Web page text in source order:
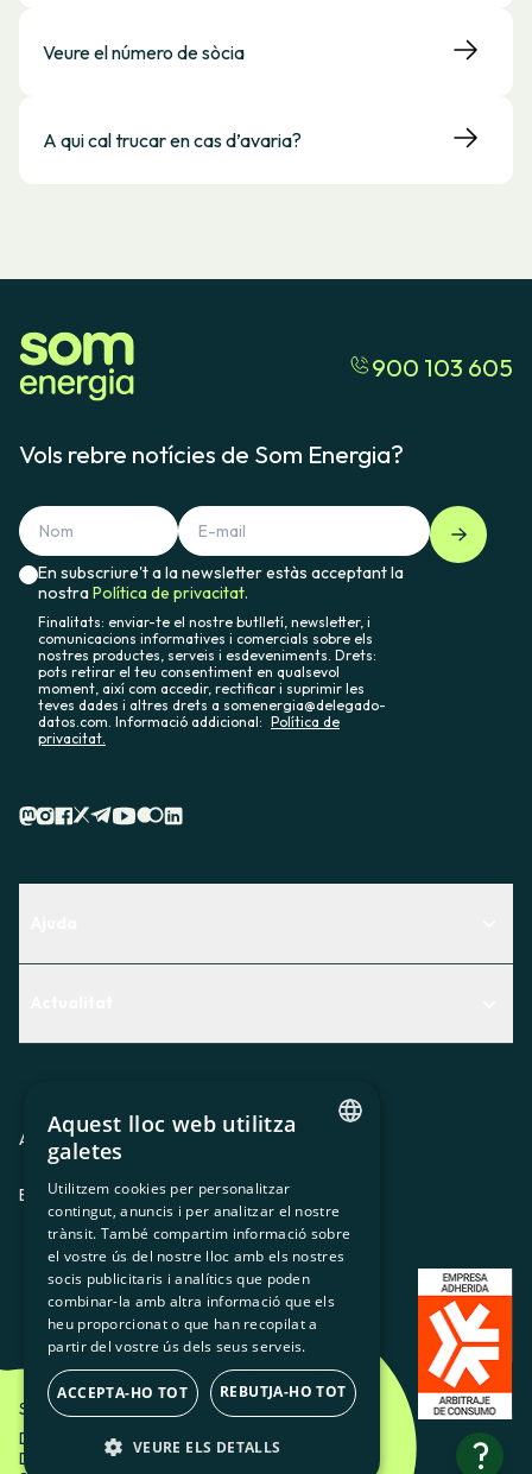
Veure el número de sòcia
A qui cal trucar en cas d’avaria?
900 103 605
Vols rebre notícies de Som Energia?
En subscriure't a la newsletter estàs acceptant la
nostraPolítica de privacitat.
Finalitats: enviar-te el nostre butlletí, newsletter, i
comunicacions informatives i comercials sobre els
nostres productes, serveis i esdeveniments. Drets:
pots retirar el teu consentiment en qualsevol
moment, així com accedir, rectificar i suprimir les
teves dades i altres drets a somenergia@delegado-
datos.com. Informació addicional: Política de
privacitat.
Premsa
Treballa amb nosaltres
Avis legal Política de privacitatPolítica de cookies
ES CAGLEU
Som Energia SCCL - 2026
Disseny Creatiu d'Etéreo Design.
Desenvolupament web per Utopig
?
SPANISH
GL
BASQUE
Aquest lloc web utilitza
galetes
Utilitzem cookies per personalitzar
contingut, anuncis i per analitzar el nostre
trànsit. També compartim informació sobre
el vostre ús del nostre lloc amb els nostres
socis publicitaris i analítics que poden
combinar-la amb altra informació que els
heu proporcionat o que han recopilat a
partir del vostre ús dels seus serveis.
ACCEPTA-HO TOT REBUTJA-HO TOT
VEURE ELS DETALLS